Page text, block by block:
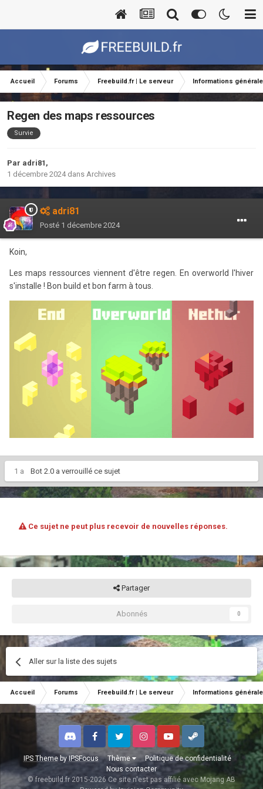
Accueil Forums Freebuild.fr | Le serveur Informations
Regen des maps ressources
Survie
Par adri81 ,
1 décembre 2024dans Archives
adri81
Posté 1 décembre 2024
Koin,
Les maps ressources viennent d'être regen. En overworld l'hiver
s'installe ! Bon build et bon farm à tous.
1 a Bot 2.0 a verrouillé ce sujet
Ce sujet ne peut plus recevoir de nouvelles réponses.
Partager
Abonnés 0
Aller sur la liste des sujets
Accueil Forums Freebuild.fr | Le serveur Informations
IPS ThemebyIPSFocus Thème
Politique de confidentialité
Nous contacter
Discord FacebookTwitter InstagramYoutubeSteam
© freebuild.fr 2015-2026 Ce site n'est pas affilié avec Mojang AB